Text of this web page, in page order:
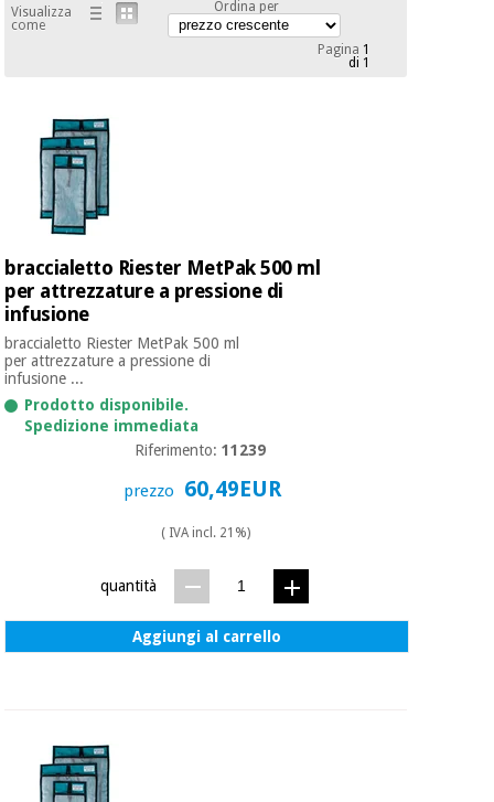
Outlet
Tech
Academy
mediche
Mobili
clinici
Armadi
Materiale
essenziale
per la
protezione
dei
coronavirus
Armadi
Ortopedia
Offerte
Outlet
Fisaude
Tech
Academy
Odontoiatria
Medicina
tradizionale
cinese
Mobili
clinici
Armadi
terapeutici
Aerobica,
Sport
Visualizza
come
Ordina per
Pagina 1
di 1
braccialetto Riester MetPak 500 ml
per attrezzature a pressione di
infusione
braccialetto Riester MetPak 500 ml
per attrezzature a pressione di
infusione ...
Prodotto disponibile.
Spedizione immediata
Riferimento:11239
prezzo 60,49EUR
( IVA incl. 21%)
quantità
Aggiungi al carrello